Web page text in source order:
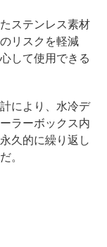
ステンレス素材
リスクを軽減
して使用できる
により、水冷デ
ラーボックス内
久的に繰り返し
。